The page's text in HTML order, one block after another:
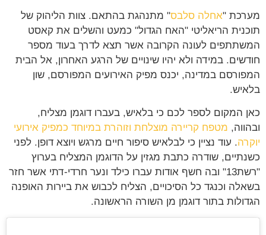
מערכת "אחלה סלבס" מתנהגת בהתאם. צוות הליהוק של
תוכנית הריאליטי "האח הגדול" כמעט והשלים את קאסט
המשתתפים לעונה הקרובה אשר תצא לדרך בעוד מספר
חודשים. במידה ולא יהיו שינויים של הרגע האחרון, אל הבית
המפורסם במדינה, יכנס מפיק האירועים המפורסם, שון
בלאיש.
כאן המקום לספר לכם כי בלאיש, בעברו דוגמן מצליח,
ובהווה, מטפח קריירה מוצלחת וזוהרת במיוחד כמפיק אירועי
יוקרה. עוד נציין כי לבלאיש סיפור חיים מרגש ויוצא דופן. לפני
כשנתיים, שודרה כתבת מגזין על הדוגמן המצליח בערוץ
"רשת13" ובה חשף אודות עברו כילד ונער חרדי-דתי אשר חזר
בשאלה וכנגד כל הסיכויים, הצליח לכבוש את ביירות האופנה
הגדולות בתור דוגמן מן השורה הראשונה.